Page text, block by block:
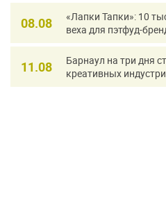
08.08
«Лапки Тапки»: 10
веха для пэтфуд-
11.08
Барнаул на три дня
креативных